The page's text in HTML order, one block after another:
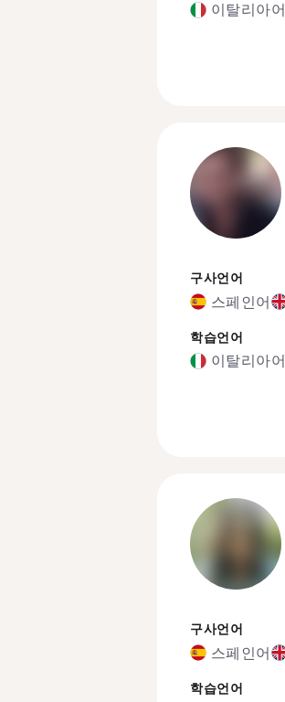
이탈리아어
구사언어
스페인어
학습언어
이탈리아어
구사언어
스페인어
학습언어